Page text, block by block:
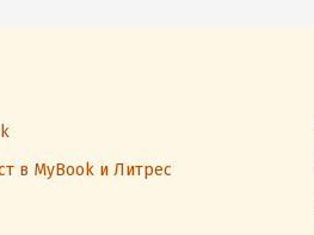
в MyBook и Литрес